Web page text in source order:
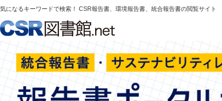
気になるキーワードで検索！ CSR報告書、環境報告書、統合報告書の閲覧サイト